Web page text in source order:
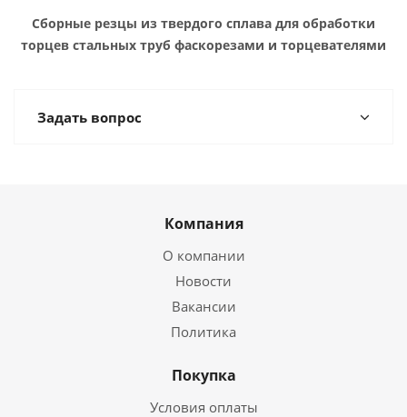
Сборные резцы из твердого сплава для обработки
торцев стальных труб фаскорезами и торцевателями
Задать вопрос
Компания
О компании
Новости
Вакансии
Политика
Покупка
Условия оплаты